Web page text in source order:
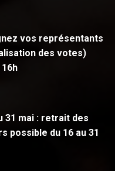
vos représentants
des votes)
31 mai : retrait des
possible du 16 au 31